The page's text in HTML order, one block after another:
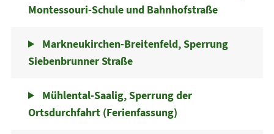
Montessouri-Schule und Bahnhofstraße
Markneukirchen-Breitenfeld, Sperrung
Siebenbrunner Straße
Mühlental-Saalig, Sperrung der
Ortsdurchfahrt (Ferienfassung)